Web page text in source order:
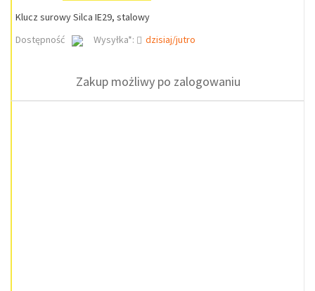
Klucz surowy Silca IE29, stalowy
Dostępność
Wysyłka*: dzisiaj/jutro
Zakup możliwy po zalogowaniu